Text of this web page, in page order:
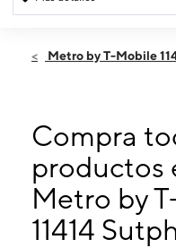
Domingo:11:00 a. m. a
Jueves:
10:00 a. m. a
Viernes: 10:00 a. m. a
Sábado:10:00 a. m. a
11414 Sutphin Blvd
Metro by T-Mobile
Compra
productos
Metro by
11414